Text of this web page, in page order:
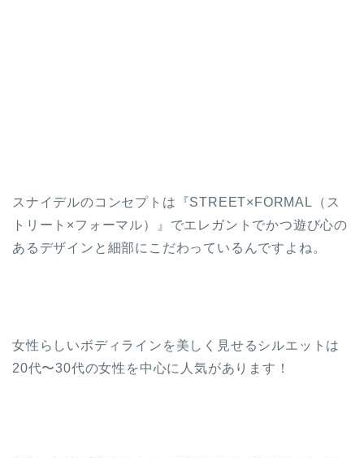
スナイデルのコンセプトは『STREET×FORMAL（ス
トリート×フォーマル）』でエレガントでかつ遊び心の
あるデザインと細部にこだわっているんですよね。
女性らしいボディラインを美しく見せるシルエットは
20代〜30代の女性を中心に人気があります！